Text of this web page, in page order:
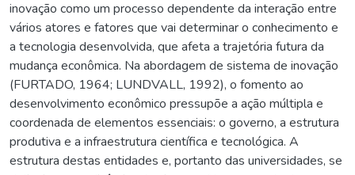
inovação como um processo dependente da interação entre
vários atores e fatores que vai determinar o conhecimento e
a tecnologia desenvolvida, que afeta a trajetória futura da
mudança econômica. Na abordagem de sistema de inovação
(FURTADO, 1964; LUNDVALL, 1992), o fomento ao
desenvolvimento econômico pressupõe a ação múltipla e
coordenada de elementos essenciais: o governo, a estrutura
produtiva e a infraestrutura científica e tecnológica. A
estrutura destas entidades e, portanto das universidades, se